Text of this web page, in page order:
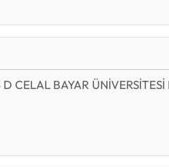
CELAL BAYAR ÜNİVERSİTESİ